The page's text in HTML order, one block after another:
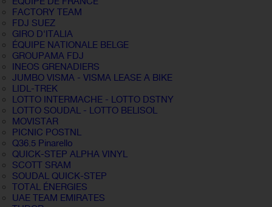
FACTORY TEAM
FDJ SUEZ
GIRO D'ITALIA
ÉQUIPE NATIONALE BELGE
GROUPAMA FDJ
INEOS GRENADIERS
JUMBO VISMA - VISMA LEASE A BIKE
LIDL-TREK
LOTTO INTERMACHE - LOTTO DSTNY
LOTTO SOUDAL - LOTTO BELISOL
MOVISTAR
PICNIC POSTNL
Q36.5 Pinarello
QUICK-STEP ALPHA VINYL
SCOTT SRAM
SOUDAL QUICK-STEP
TOTAL ÉNERGIES
UAE TEAM EMIRATES